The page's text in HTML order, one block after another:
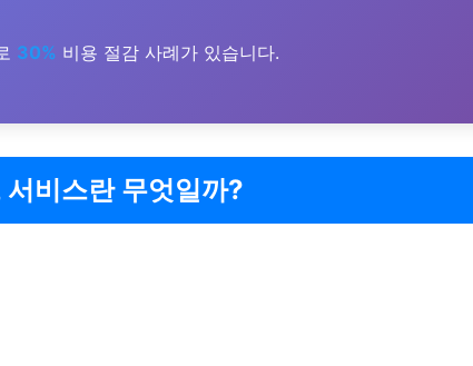
30% 비용 절감 사례가 있습니다.
서비스란 무엇일까?